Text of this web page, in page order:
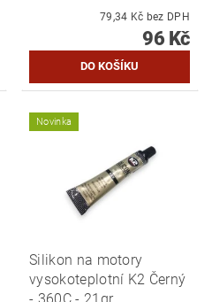
79,34 Kč bez DPH
96 Kč
Novinka
Silikon na motory
vysokoteplotní K2 Černý